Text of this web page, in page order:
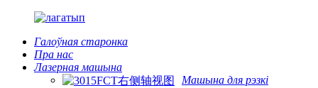
Галоўная старонка
Пра нас
Лазерная машына
Машына для рэзкі